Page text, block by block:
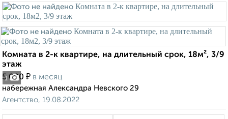
1
Комната в 2-к квартире, на длительный срок, 18м², 3/9
этаж
5 000 ₽ в месяц
набережная Александра Невского 29
Агентство, 19.08.2022